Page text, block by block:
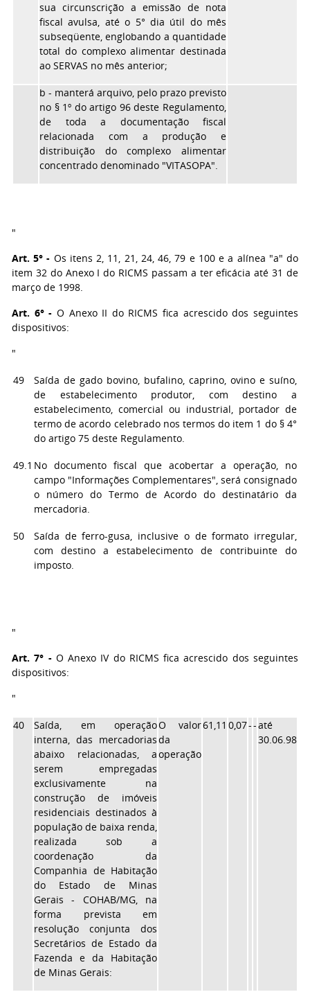
sua circunscrição a emissão de nota
fiscal avulsa, até o 5° dia útil do mês
subseqüente, englobando a quantidade
total do complexo alimentar destinada
ao SERVAS no mês anterior;
b - manterá arquivo, pelo prazo previsto
no § 1º do artigo 96 deste Regulamento,
de toda a documentação fiscal
relacionada com a produção e
distribuição do complexo alimentar
concentrado denominado "VITASOPA".
"
Art. 5° - Os itens 2, 11, 21, 24, 46, 79 e 100 e a alínea "a" do
item 32 do Anexo I do RICMS passam a ter eficácia até 31 de
março de 1998.
Art. 6° - O Anexo II do RICMS fica acrescido dos seguintes
dispositivos:
"
49
Saída de gado bovino, bufalino, caprino, ovino e suíno,
de estabelecimento produtor, com destino a
estabelecimento, comercial ou industrial, portador de
termo de acordo celebrado nos termos do item 1 do § 4°
do artigo 75 deste Regulamento.
49.1 No documento fiscal que acobertar a operação, no
campo "Informações Complementares", será consignado
o número do Termo de Acordo do destinatário da
mercadoria.
50
Saída de ferro-gusa, inclusive o de formato irregular,
com destino a estabelecimento de contribuinte do
imposto.
"
Art. 7° -O Anexo IV do RICMS fica acrescido dos seguintes
dispositivos:
"
40
Saída, em operação
interna, das mercadorias
abaixo relacionadas, a
serem empregadas
exclusivamente na
construção de imóveis
residenciais destinados à
população de baixa renda,
realizada sob a
coordenação da
Companhia de Habitação
do Estado de Minas
Gerais - COHAB/MG, na
forma prevista em
resolução conjunta dos
Secretários de Estado da
Fazenda e da Habitação
de Minas Gerais:
O valor
da
operação
61,11 0,07--até
30.06.98